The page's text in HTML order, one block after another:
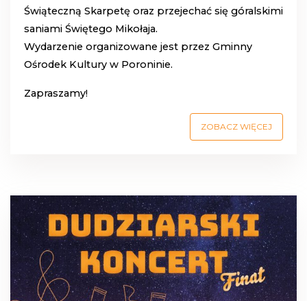
Świąteczną Skarpetę oraz przejechać się góralskimi
saniami Świętego Mikołaja.
Wydarzenie organizowane jest przez Gminny
Ośrodek Kultury w Poroninie.
Zapraszamy!
ZOBACZ WIĘCEJ